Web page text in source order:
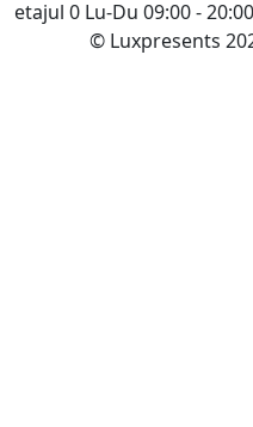
etajul 0 Lu-Du 09:00 - 20:00
© Luxpresents